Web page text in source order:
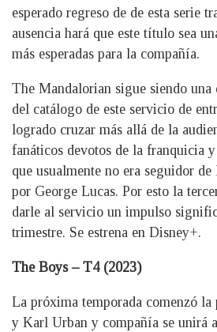
esperado regreso de de esta serie
ausencia hará que este título sea
más esperadas para la compañía.
The Mandalorian sigue siendo una
del catálogo de este servicio de
logrado cruzar más allá de la
fanáticos devotos de la franquicia
que usualmente no era seguidor de
por George Lucas. Por esto la
darle al servicio un impulso
trimestre. Se estrena en Disney+.
The Boys – T4 (2023)
La próxima temporada comenzó la
y Karl Urban y compañía se unirá